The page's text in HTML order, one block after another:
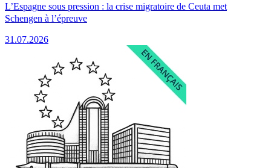
L’Espagne sous pression : la crise migratoire de Ceuta met
Schengen à l’épreuve
31.07.2026